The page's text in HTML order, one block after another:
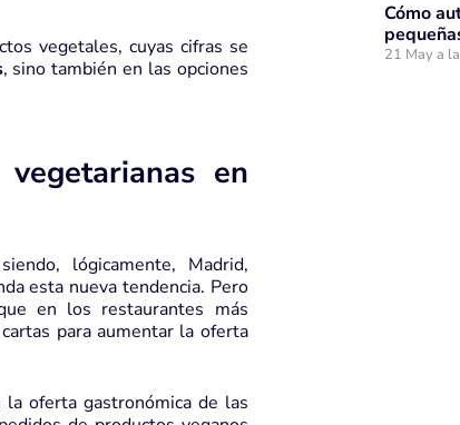
vegetales, cuyas cifras se
, sino también en las opciones
en
lógicamente, Madrid,
esta nueva tendencia. Pero
en los restaurantes más
para aumentar la oferta
oferta gastronómica de las
Cómo
21 May a